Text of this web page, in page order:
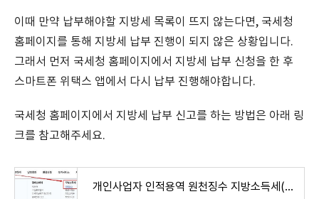
이때 만약 납부해야할 지방세 목록이 뜨지 않는다면, 국세청
홈페이지를 통해 지방세 납부 진행이 되지 않은 상황입니다.
그래서 먼저 국세청 홈페이지에서 지방세 납부 신청을 한 후
스마트폰 위택스 앱에서 다시 납부 진행해야합니다.
국세청 홈페이지에서 지방세 납부 신고를 하는 방법은 아래 링
크를 참고해주세요.
개인사업자 인적용역 원천징수 지방소득세(특별징수) 위택스 신고 납부 방법